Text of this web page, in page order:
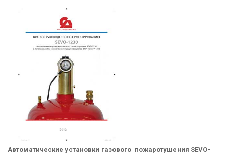
Автоматические установки газового пожаротушения SEVO-